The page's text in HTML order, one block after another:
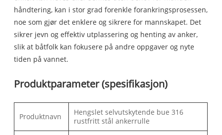
håndtering, kan i stor grad forenkle forankringsprosessen,
noe som gjør det enklere og sikrere for mannskapet. Det
sikrer jevn og effektiv utplassering og henting av anker,
slik at båtfolk kan fokusere på andre oppgaver og nyte
tiden på vannet.
Produktparameter (spesifikasjon)
Produktnavn
Hengslet selvutskytende bue 316
rustfritt stål ankerrulle